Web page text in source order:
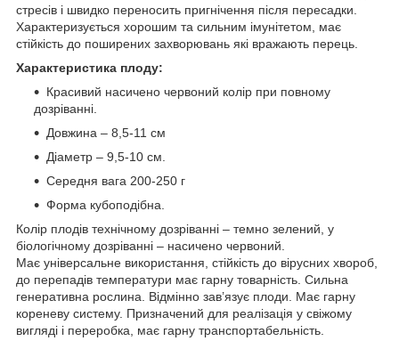
стресів і швидко переносить пригнічення після пересадки.
Характеризується хорошим та сильним імунітетом, має
стійкість до поширених захворювань які вражають перець.
Характеристика плоду:
Красивий насичено червоний колір при повному
дозріванні.
Довжина – 8,5-11 см
Діаметр – 9,5-10 см.
Середня вага 200-250 г
Форма кубоподібна.
Колір плодів технічному дозріванні – темно зелений, у
біологічному дозріванні – насичено червоний.
Має універсальне використання, стійкість до вірусних хвороб,
до перепадів температури має гарну товарність. Сильна
генеративна рослина. Відмінно зав’язує плоди. Має гарну
кореневу систему. Призначений для реалізація у свіжому
вигляді і переробка, має гарну транспортабельність.